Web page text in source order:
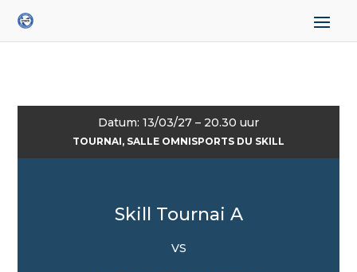
Datum: 13/03/27 – 20.30 uur
TOURNAI, SALLE OMNISPORTS DU SKILL
Skill Tournai A
VS